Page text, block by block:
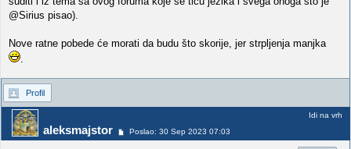
@Sirius pisao).
Nove ratne pobede će morati da budu što skorije, jer strpljenja manjka
.
Profil
aleksmajstor Poslao: 30 Sep 2023 07:03
Idi na vrh